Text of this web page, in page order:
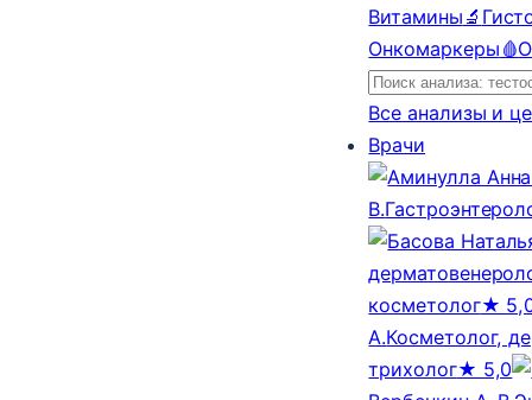
Витамины 🔬
Онкомаркеры 🩸
Все анализы и
Врачи
В.
косметолог★
А.Косметолог,
трихолог★ 5,0